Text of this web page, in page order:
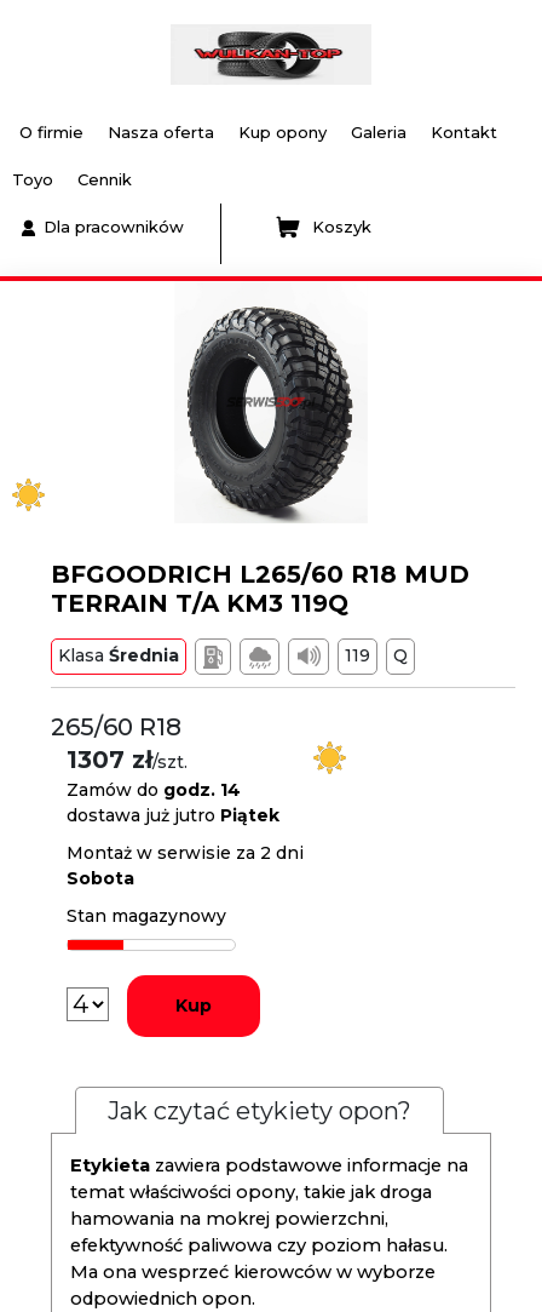
O firmie Nasza oferta Kup opony Galeria Kontakt
Toyo Cennik
Dla pracowników Koszyk
BFGOODRICH L265/60 R18 MUD
TERRAIN T/A KM3 119Q
KlasaŚrednia 119 Q
265/60 R18
1307 zł/szt.
Zamów do godz. 14
dostawa już jutro Piątek
Montaż w serwisie za 2 dni
Sobota
Stan magazynowy
Kup
Jak czytać etykiety opon?
Etykieta zawiera podstawowe informacje na
temat właściwości opony, takie jak droga
hamowania na mokrej powierzchni,
efektywność paliwowa czy poziom hałasu.
Ma ona wesprzeć kierowców w wyborze
odpowiednich opon.